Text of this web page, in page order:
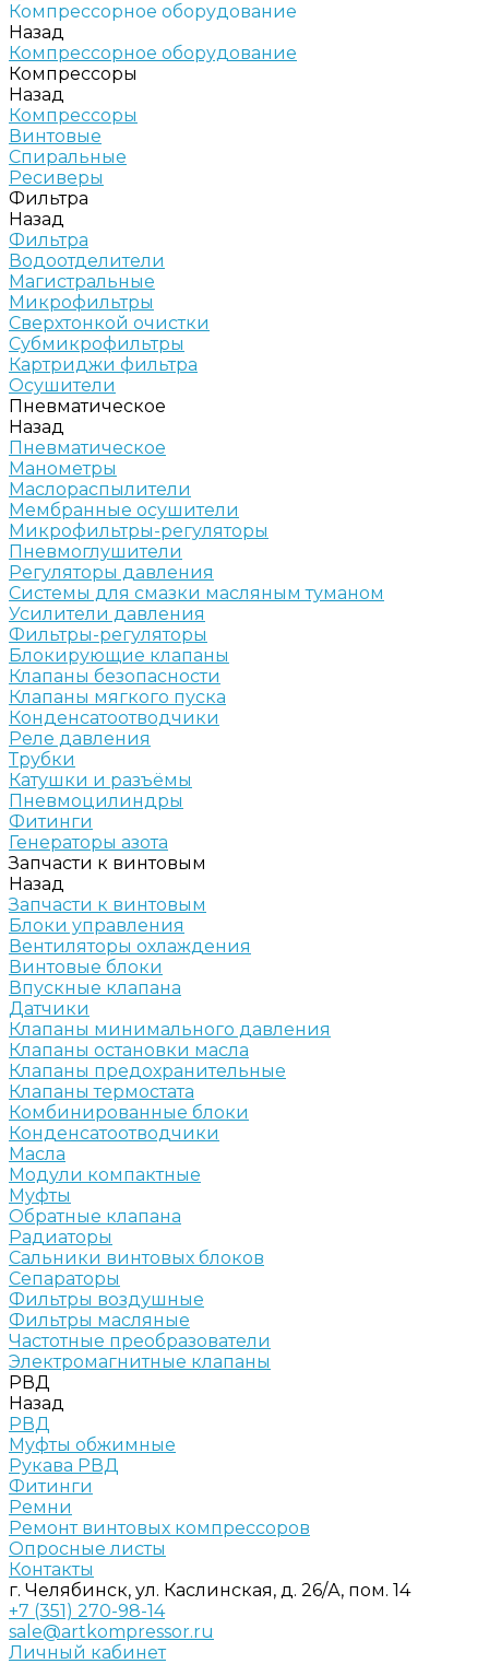
Компрессорное оборудование
Назад
Компрессорное оборудование
Компрессоры
Назад
Компрессоры
Винтовые
Спиральные
Ресиверы
Фильтра
Назад
Фильтра
Водоотделители
Магистральные
Микрофильтры
Сверхтонкой очистки
Субмикрофильтры
Картриджи фильтра
Осушители
Пневматическое
Назад
Пневматическое
Манометры
Маслораспылители
Мембранные осушители
Микрофильтры-регуляторы
Пневмоглушители
Регуляторы давления
Системы для смазки масляным туманом
Усилители давления
Фильтры-регуляторы
Блокирующие клапаны
Клапаны безопасности
Клапаны мягкого пуска
Конденсатоотводчики
Реле давления
Трубки
Катушки и разъёмы
Пневмоцилиндры
Фитинги
Генераторы азота
Запчасти к винтовым
Назад
Запчасти к винтовым
Блоки управления
Вентиляторы охлаждения
Винтовые блоки
Впускные клапана
Датчики
Клапаны минимального давления
Клапаны остановки масла
Клапаны предохранительные
Клапаны термостата
Комбинированные блоки
Конденсатоотводчики
Масла
Модули компактные
Муфты
Обратные клапана
Радиаторы
Сальники винтовых блоков
Сепараторы
Фильтры воздушные
Фильтры масляные
Частотные преобразователи
Электромагнитные клапаны
РВД
Назад
РВД
Муфты обжимные
Рукава РВД
Фитинги
Ремни
Ремонт винтовых компрессоров
Опросные листы
Контакты
г. Челябинск, ул. Каслинская, д. 26/А, пом. 14
+7 (351) 270-98-14
sale@artkompressor.ru
Личный кабинет